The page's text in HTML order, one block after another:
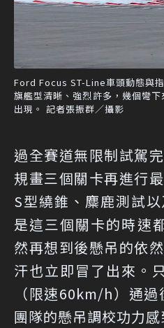
Ford Focus ST-Line車頭動態與
旗艦型清晰、強烈許多，幾個彎
出現。 記者張振群／攝影
過全賽道無限制試駕
規畫三個關卡再進行
S型繞錐、麋鹿測試
是這三個關卡的時速
然再想到後懸吊的依
汗也立即冒了出來。
（限速60km/h）通
團隊的懸吊調校功力感